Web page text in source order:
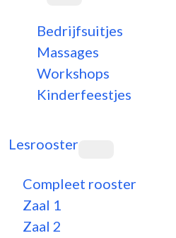
Bedrijfsuitjes
Massages
Workshops
Kinderfeestjes
Lesrooster
Compleet rooster
Zaal 1
Zaal 2